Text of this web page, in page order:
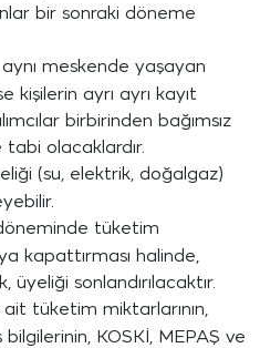
bir sonraki döneme
meskende yaşayan
kişilerin ayrı ayrı kayıt
birbirinden bağımsız
olacaklardır.
(su, elektrik, doğalgaz)
tüketim
kapattırması halinde,
üyeliği sonlandırılacaktır.
ait tüketim miktarlarının,
KOSKİ, MEPAŞ ve